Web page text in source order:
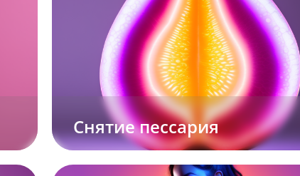
Снятие пессария